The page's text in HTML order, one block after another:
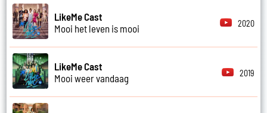
LikeMe Cast
Mooi het leven is mooi
2020
LikeMe Cast
Mooi weer vandaag
2019